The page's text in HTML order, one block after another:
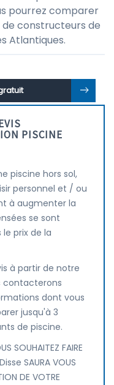
pourrez comparer
de constructeurs de
Atlantiques.
PISCINE
piscine hors sol,
personnel et / ou
à augmenter la
se sont
prix de la
à partir de notre
contacterons
dont vous
jusqu'à 3
de piscine.
SOUHAITEZ FAIRE
SAURA VOUS
DE VOTRE